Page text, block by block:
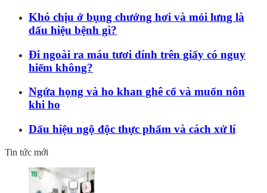
Khó chịu ở bụng chướng hơi và mỏi lưng là
dấu hiệu bệnh gì?
Đi ngoài ra máu tươi dính trên giấy có nguy
hiểm không?
Ngứa họng và ho khan ghê cổ và muốn nôn
khi ho
Dấu hiệu ngộ độc thực phẩm và cách xử lí
Tin tức mới